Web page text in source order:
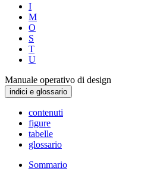
I
M
O
S
T
U
Manuale operativo di design
indici e glossario
contenuti
figure
tabelle
glossario
Sommario